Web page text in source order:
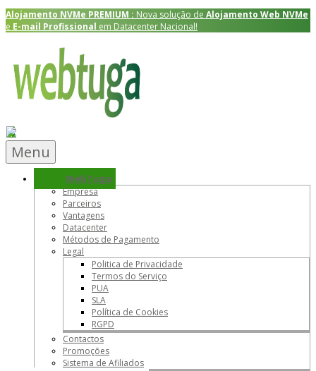
Alojamento NVMe PREMIUM : Nova solução de Alojamento Web NVMe
e E-mail Profissional em Datacenter Nacional!
Menu
WebTuga
Empresa
Parceiros
Vantagens
Datacenter
Métodos de Pagamento
Legal
Politica de Privacidade
Termos do Serviço
PUA
SLA
Política de Cookies
RGPD
Contactos
Promoções
Sistema de Afiliados